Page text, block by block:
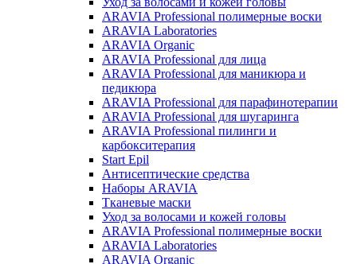
ARAVIA Professional полимерные воски
ARAVIA Laboratories
ARAVIA Organic
ARAVIA Professional для лица
ARAVIA Professional для маникюра и
педикюра
ARAVIA Professional для парафинотерапии
ARAVIA Professional для шугаринга
ARAVIA Professional пилинги и
карбокситерапия
Start Epil
Антисептические средства
Наборы ARAVIA
Тканевые маски
Уход за волосами и кожей головы
ARAVIA Professional полимерные воски
ARAVIA Laboratories
ARAVIA Organic